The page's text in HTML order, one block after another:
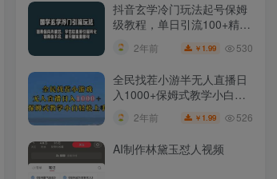
抖音玄学冷门玩法起号保姆
级教程，单日引流100+精准
玄学粉
2年前 ￥ 1.99 530
全民找茬小游半无人直播日
入1000+保姆式教学小白轻
2年前 ￥ 1.99 526
AI制作林黛玉怼人视频